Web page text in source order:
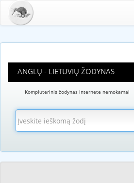
ANGLŲ - LIETUVIŲ ŽODYNAS
Kompiuterinis žodynas internete nemokamai